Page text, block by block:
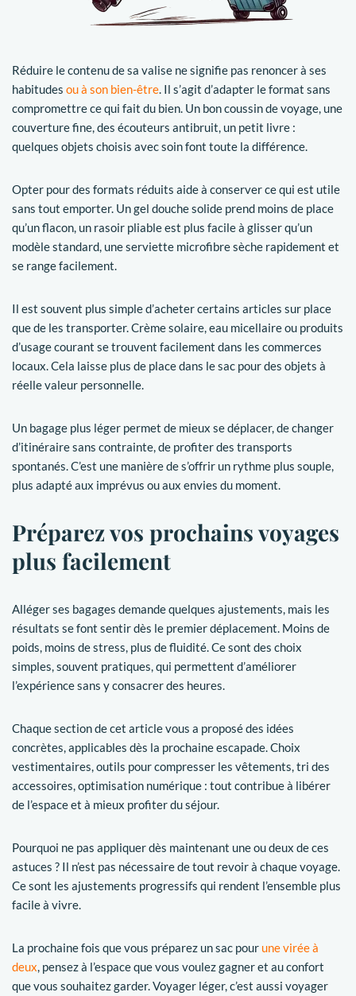
Réduire le contenu de sa valise ne signifie pas renoncer à ses
habitudes ou à son bien-être. Il s’agit d’adapter le format sans
compromettre ce qui fait du bien. Un bon coussin de voyage, une
couverture fine, des écouteurs antibruit, un petit livre :
quelques objets choisis avec soin font toute la différence.
Opter pour des formats réduits aide à conserver ce qui est utile
sans tout emporter. Un gel douche solide prend moins de place
qu’un flacon, un rasoir pliable est plus facile à glisser qu’un
modèle standard, une serviette microfibre sèche rapidement et
se range facilement.
Il est souvent plus simple d’acheter certains articles sur place
que de les transporter. Crème solaire, eau micellaire ou produits
d’usage courant se trouvent facilement dans les commerces
locaux. Cela laisse plus de place dans le sac pour des objets à
réelle valeur personnelle.
Un bagage plus léger permet de mieux se déplacer, de changer
d’itinéraire sans contrainte, de profiter des transports
spontanés. C’est une manière de s’offrir un rythme plus souple,
plus adapté aux imprévus ou aux envies du moment.
Préparez vos prochains voyages
plus facilement
Alléger ses bagages demande quelques ajustements, mais les
résultats se font sentir dès le premier déplacement. Moins de
poids, moins de stress, plus de fluidité. Ce sont des choix
simples, souvent pratiques, qui permettent d’améliorer
l’expérience sans y consacrer des heures.
Chaque section de cet article vous a proposé des idées
concrètes, applicables dès la prochaine escapade. Choix
vestimentaires, outils pour compresser les vêtements, tri des
accessoires, optimisation numérique : tout contribue à libérer
de l’espace et à mieux profiter du séjour.
Pourquoi ne pas appliquer dès maintenant une ou deux de ces
astuces ? Il n’est pas nécessaire de tout revoir à chaque voyage.
Ce sont les ajustements progressifs qui rendent l’ensemble plus
facile à vivre.
La prochaine fois que vous préparez un sac pour une virée à
deux, pensez à l’espace que vous voulez gagner et au confort
que vous souhaitez garder. Voyager léger, c’est aussi voyager